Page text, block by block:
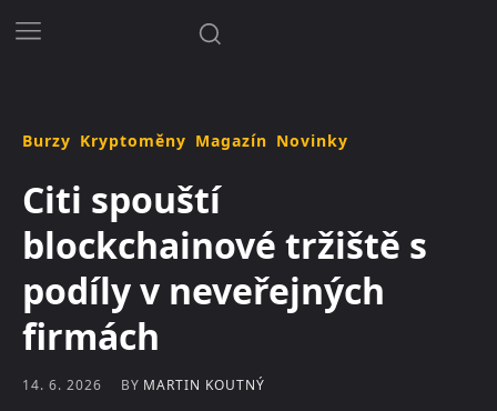
Burzy Kryptoměny Magazín Novinky
Citi spouští
blockchainové tržiště s
podíly v neveřejných
firmách
14. 6. 2026 BY MARTIN KOUTNÝ